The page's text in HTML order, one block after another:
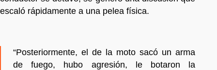
escaló rápidamente a una pelea física.
“Posteriormente, el de la moto sacó un arma
de fuego, hubo agresión, le botaron la